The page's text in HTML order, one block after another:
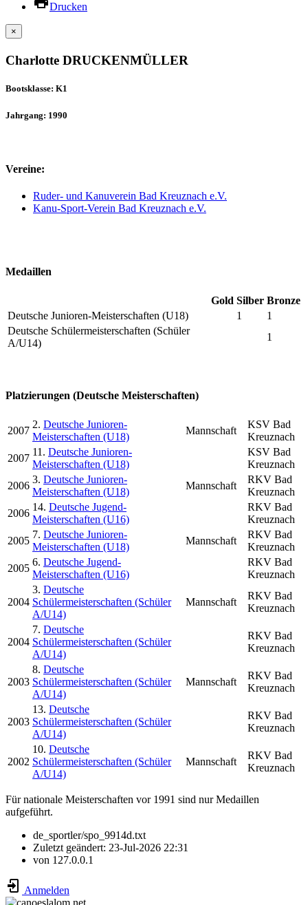
Drucken
×
Charlotte DRUCKENMÜLLER
Bootsklasse: K1
Jahrgang: 1990
Vereine:
Ruder- und Kanuverein Bad Kreuznach e.V.
Kanu-Sport-Verein Bad Kreuznach e.V.
Medaillen
Gold Silber Bronze
Deutsche Junioren-Meisterschaften (U18)
1
1
Deutsche Schülermeisterschaften (Schüler
A/U14)
1
Platzierungen (Deutsche Meisterschaften)
2007
2. Deutsche Junioren-
Meisterschaften (U18)
Mannschaft
KSV Bad
Kreuznach
2007
11. Deutsche Junioren-
Meisterschaften (U18)
KSV Bad
Kreuznach
2006
3. Deutsche Junioren-
Meisterschaften (U18)
Mannschaft
RKV Bad
Kreuznach
2006
14. Deutsche Jugend-
Meisterschaften (U16)
RKV Bad
Kreuznach
2005
7. Deutsche Junioren-
Meisterschaften (U18)
Mannschaft
RKV Bad
Kreuznach
2005
6. Deutsche Jugend-
Meisterschaften (U16)
RKV Bad
Kreuznach
2004
3. Deutsche
Schülermeisterschaften (Schüler
A/U14)
Mannschaft
RKV Bad
Kreuznach
2004
7. Deutsche
Schülermeisterschaften (Schüler
A/U14)
RKV Bad
Kreuznach
2003
8. Deutsche
Schülermeisterschaften (Schüler
A/U14)
Mannschaft
RKV Bad
Kreuznach
2003
13. Deutsche
Schülermeisterschaften (Schüler
A/U14)
RKV Bad
Kreuznach
2002
10. Deutsche
Schülermeisterschaften (Schüler
A/U14)
Mannschaft
RKV Bad
Kreuznach
Für nationale Meisterschaften vor 1991 sind nur Medaillen
aufgeführt.
de_sportler/spo_9914d.txt
Zuletzt geändert: 23-Jul-2026 22:31
von 127.0.0.1
Anmelden